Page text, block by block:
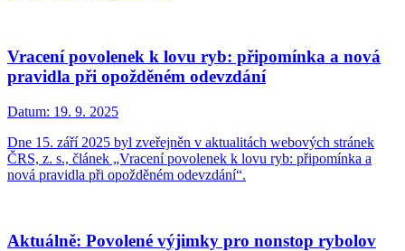
Vracení povolenek k lovu ryb: připomínka a nová
pravidla při opožděném odevzdání
Datum: 19. 9. 2025
Dne 15. září 2025 byl zveřejněn v aktualitách webových stránek
ČRS, z. s., článek „Vracení povolenek k lovu ryb: připomínka a
nová pravidla při opožděném odevzdání“.
Aktuálně: Povolené výjimky pro nonstop rybolov